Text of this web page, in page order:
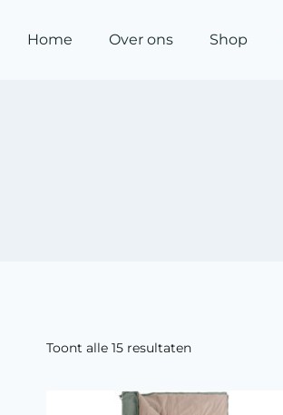
Home Over ons Shop
Toont alle 15 resultaten